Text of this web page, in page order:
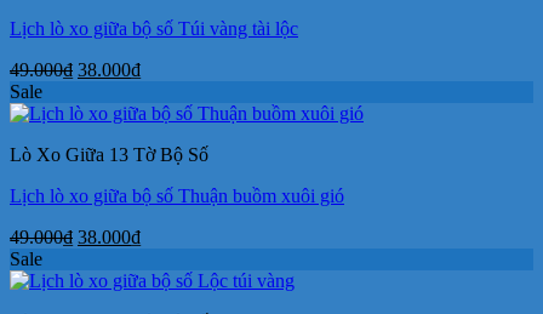
Lịch lò xo giữa bộ số Túi vàng tài lộc
49.000₫ Giá
là:
38.000₫Giá
tại
38.000₫.
Sale
Lò Xo Giữa 13 Tờ Bộ Số
Lịch lò xo giữa bộ số Thuận buồm xuôi gió
49.000₫ Giá
là:
38.000₫Giá
tại
Sale